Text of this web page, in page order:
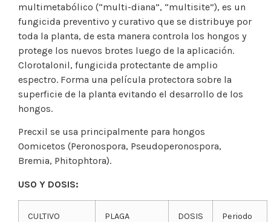
multimetabólico (“multi-diana”, “multisite”), es un
fungicida preventivo y curativo que se distribuye por
toda la planta, de esta manera controla los hongos y
protege los nuevos brotes luego de la aplicación.
Clorotalonil, fungicida protectante de amplio
espectro. Forma una película protectora sobre la
superficie de la planta evitando el desarrollo de los
hongos.
Precxil se usa principalmente para hongos
Oomicetos (Peronospora, Pseudoperonospora,
Bremia, Phitophtora).
USO Y DOSIS:
CULTIVO PLAGA
DOSIS
Periodo